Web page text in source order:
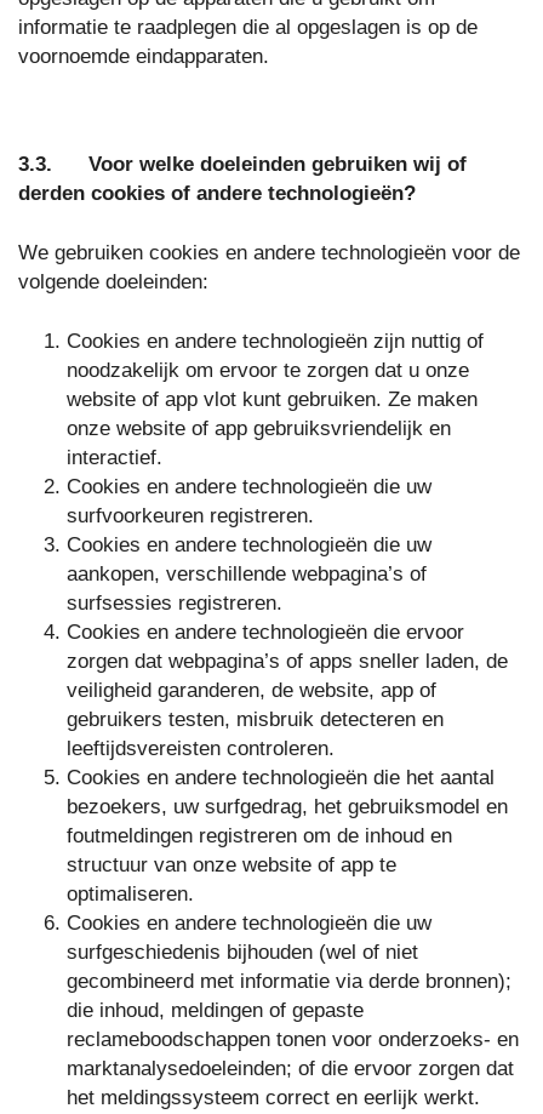
informatie te raadplegen die al opgeslagen is op de
voornoemde eindapparaten.
3.3. Voor welke doeleinden gebruiken wij of
derden cookies of andere technologieën?
We gebruiken cookies en andere technologieën voor de
volgende doeleinden:
Cookies en andere technologieën zijn nuttig of
noodzakelijk om ervoor te zorgen dat u onze
website of app vlot kunt gebruiken. Ze maken
onze website of app gebruiksvriendelijk en
interactief.
Cookies en andere technologieën die uw
surfvoorkeuren registreren.
Cookies en andere technologieën die uw
aankopen, verschillende webpagina’s of
surfsessies registreren.
Cookies en andere technologieën die ervoor
zorgen dat webpagina’s of apps sneller laden, de
veiligheid garanderen, de website, app of
gebruikers testen, misbruik detecteren en
leeftijdsvereisten controleren.
Cookies en andere technologieën die het aantal
bezoekers, uw surfgedrag, het gebruiksmodel en
foutmeldingen registreren om de inhoud en
structuur van onze website of app te
optimaliseren.
Cookies en andere technologieën die uw
surfgeschiedenis bijhouden (wel of niet
gecombineerd met informatie via derde bronnen);
die inhoud, meldingen of gepaste
reclameboodschappen tonen voor onderzoeks- en
marktanalysedoeleinden; of die ervoor zorgen dat
het meldingssysteem correct en eerlijk werkt.